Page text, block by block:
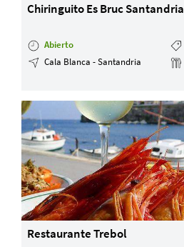
Chiringuito Es Bruc Santandria
Abierto
Cala Blanca - Santandria
Restaurante Trebol